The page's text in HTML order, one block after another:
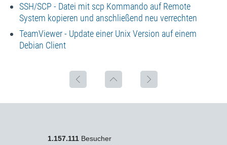
SSH/SCP - Datei mit scp Kommando auf Remote
System kopieren und anschließend neu verrechten
TeamViewer - Update einer Unix Version auf einem
Debian Client
1.157.111 Besucher